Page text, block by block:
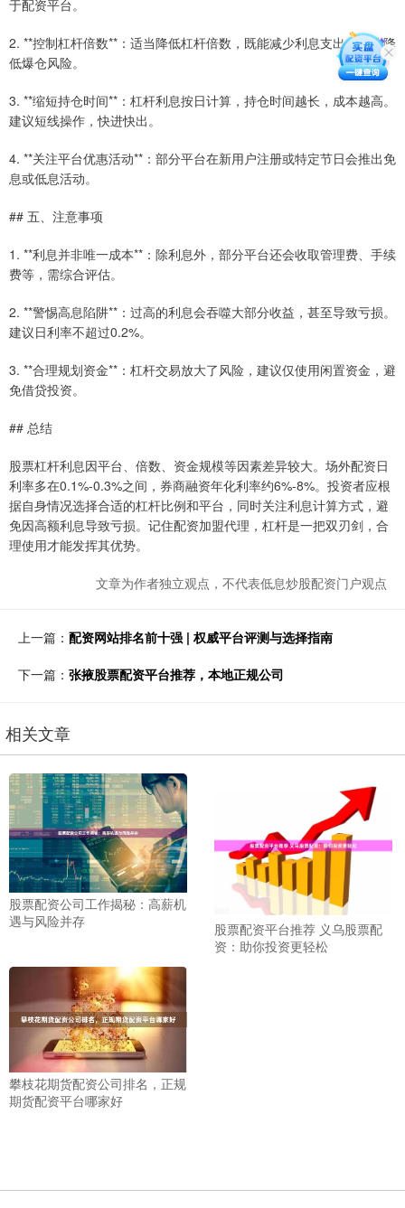
于配资平台。
2. **控制杠杆倍数**：适当降低杠杆倍数，既能减少利息支出，也能降
低爆仓风险。
3. **缩短持仓时间**：杠杆利息按日计算，持仓时间越长，成本越高。
建议短线操作，快进快出。
4. **关注平台优惠活动**：部分平台在新用户注册或特定节日会推出免
息或低息活动。
## 五、注意事项
1. **利息并非唯一成本**：除利息外，部分平台还会收取管理费、手续
费等，需综合评估。
2. **警惕高息陷阱**：过高的利息会吞噬大部分收益，甚至导致亏损。
建议日利率不超过0.2%。
3. **合理规划资金**：杠杆交易放大了风险，建议仅使用闲置资金，避
免借贷投资。
## 总结
股票杠杆利息因平台、倍数、资金规模等因素差异较大。场外配资日
利率多在0.1%-0.3%之间，券商融资年化利率约6%-8%。投资者应根
据自身情况选择合适的杠杆比例和平台，同时关注利息计算方式，避
免因高额利息导致亏损。记住配资加盟代理，杠杆是一把双刃剑，合
理使用才能发挥其优势。
文章为作者独立观点，不代表低息炒股配资门户观点
上一篇： 配资网站排名前十强 | 权威平台评测与选择指南
下一篇： 张掖股票配资平台推荐，本地正规公司
相关文章
股票配资公司工作揭秘：高薪机
遇与风险并存
股票配资平台推荐 义乌股票配
资：助你投资更轻松
攀枝花期货配资公司排名，正规
期货配资平台哪家好